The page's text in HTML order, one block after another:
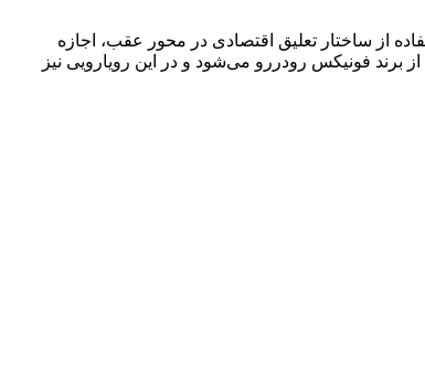
از ساختار تعلیق اقتصادی در محور عقب، اجازه
و جور را یک گزینه اسپرت معرفی کنیم. اما در نظر داشته باشید که لاماری اکو در بازار ایران با رقیبی همچون آریزو ۶ جی‌تی از برند فونیکس رودررو می‌شود و در این رویارویی نیز